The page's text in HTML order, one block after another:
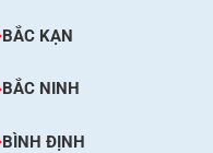
BẮC KẠN
BẮC NINH
BÌNH ĐỊNH